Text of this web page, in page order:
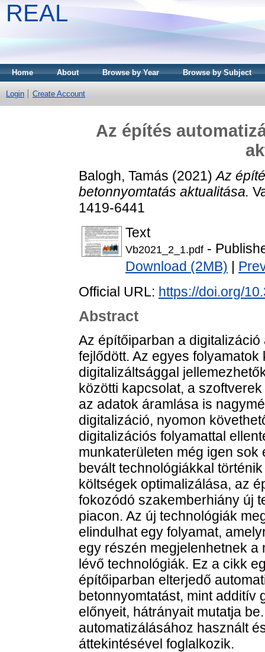
REAL
Home About Browse by Year Browse by Subject
Login Create Account
Az építés
Balogh, Tamás (2021)Az
betonnyomtatás aktualitása.
1419-6441
Text
Vb2021_2_1.pdf -
Download (2MB)
Official URL: https://doi.org/
Abstract
Az építőiparban a
fejlődött. Az egyes
digitalizáltsággal
közötti kapcsolat, a
az adatok áramlása is
digitalizáció, nyomon
digitalizációs folyamattal
munkaterületen még igen
bevált technológiákkal
költségek optimalizálása, az
fokozódó szakemberhiány új
piacon. Az új technológiák
elindulhat egy folyamat,
egy részén megjelenhetnek
lévő technológiák. Ez a cikk
építőiparban elterjedő
betonnyomtatást, mint additív
előnyeit, hátrányait mutatja
automatizálásához használt
áttekintésével foglalkozik.